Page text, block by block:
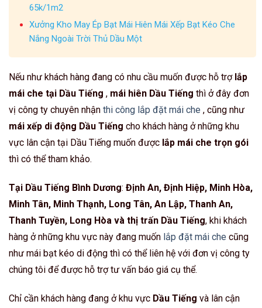
65k/1m2
Xưởng Kho May Ép Bạt Mái Hiên Mái Xếp Bạt Kéo Che
Nắng Ngoài Trời Thủ Dầu Một
Nếu như khách hàng đang có nhu cầu muốn được hỗ trợ lắp
mái che tại Dầu Tiếng , mái hiên Dầu Tiếng thì ở đây đơn
vị công ty chuyên nhận thi công lắp đặt mái che , cũng như
mái xếp di động Dầu Tiếng cho khách hàng ở những khu
vực lân cận tại Dầu Tiếng muốn được lắp mái che trọn gói
thì có thể tham khảo.
Tại Dầu Tiếng Bình Dương: Định An, Định Hiệp, Minh Hòa,
Minh Tân, Minh Thạnh, Long Tân, An Lập, Thanh An,
Thanh Tuyền, Long Hòa và thị trấn Dầu Tiếng, khi khách
hàng ở những khu vực này đang muốn lắp đặt mái che cũng
như mái bạt kéo di động thì có thể liên hệ với đơn vị công ty
chúng tôi để được hỗ trợ tư vấn báo giá cụ thể.
Chỉ cần khách hàng đang ở khu vực Dầu Tiếng và lân cận